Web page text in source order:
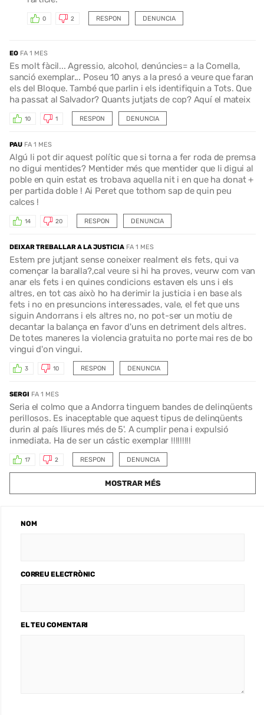
RESPON
0 2 DENUNCIA
EO FA 1 MES
Es molt fàcil... Agressio, alcohol, denúncies= a la Comella,
sanció exemplar... Poseu 10 anys a la presó a veure que faran
els del Bloque. També que parlin i els identifiquin a Tots. Que
ha passat al Salvador? Quants jutjats de cop? Aquí el mateix
RESPON
10 1 DENUNCIA
PAU FA 1 MES
Algú li pot dir aquest polític que si torna a fer roda de premsa
no digui mentides? Mentider més que mentider que li digui al
poble en quin estat es trobava aquella nit i en que ha donat +
per partida doble ! Ai Peret que tothom sap de quin peu
calces !
RESPON
14 20 DENUNCIA
DEIXAR TREBALLAR A LA JUSTICIA FA 1 MES
Estem pre jutjant sense coneixer realment els fets, qui va
començar la baralla?,cal veure si hi ha proves, veurw com van
anar els fets i en quines condicions estaven els uns i els
altres, en tot cas això ho ha derimir la justicia i en base als
fets i no en presuncions interessades, vale, el fet que uns
siguin Andorrans i els altres no, no pot-ser un motiu de
decantar la balança en favor d'uns en detriment dels altres.
De totes maneres la violencia gratuita no porte mai res de bo
vingui d'on vingui.
RESPON
3 10 DENUNCIA
SERGI FA 1 MES
Seria el colmo que a Andorra tinguem bandes de delinqüents
perillosos. Es inaceptable que aquest tipus de delinqüents
durin al país lliures més de 5'. A cumplir pena i expulsió
inmediata. Ha de ser un cástic exemplar !!!!!!!!!
RESPON
17 2 DENUNCIA
MOSTRAR MÉS
NOM
CORREU ELECTRÒNIC
EL TEU COMENTARI